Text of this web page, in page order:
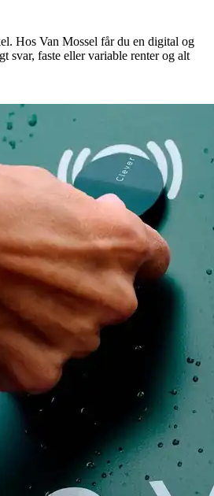
Hos Van Mossel får du en digital og
svar, faste eller variable renter og alt